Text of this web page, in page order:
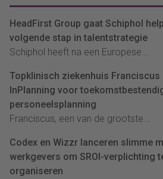
HeadFirst Group gaat Schiphol
volgende stap in talentstrategie
Schiphol heeft na een Europese...
Topklinisch ziekenhuis
InPlanning voor
personeelsplanning
Franciscus, een van de grootste...
Codex en Wizzr lanceren slimme
werkgevers om SROI-verplichting
organiseren